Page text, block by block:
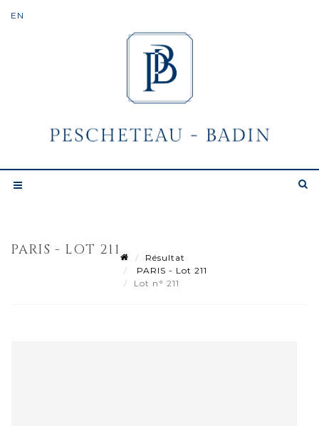
PARIS - LOT 211
Résultat
PARIS - Lot 211
Lot n° 211